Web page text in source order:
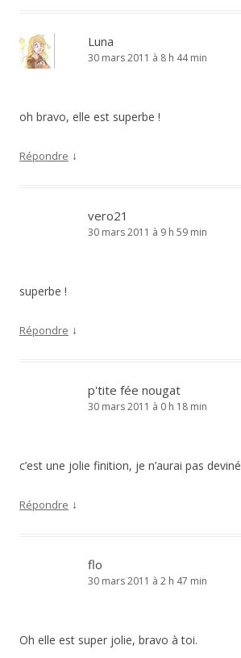
Luna
30 mars 2011 à 8 h 44 min
oh bravo, elle est superbe !
Répondre ↓
vero21
30 mars 2011 à 9 h 59 min
superbe !
Répondre ↓
p'tite fée nougat
30 mars 2011 à 0 h 18 min
c’est une jolie finition, je n’aurai pas deviné
Répondre ↓
flo
30 mars 2011 à 2 h 47 min
Oh elle est super jolie, bravo à toi.